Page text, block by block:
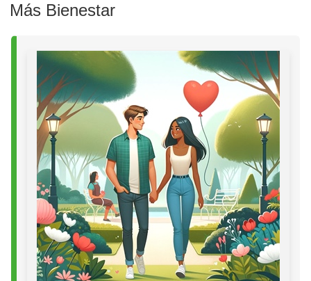
Más Bienestar